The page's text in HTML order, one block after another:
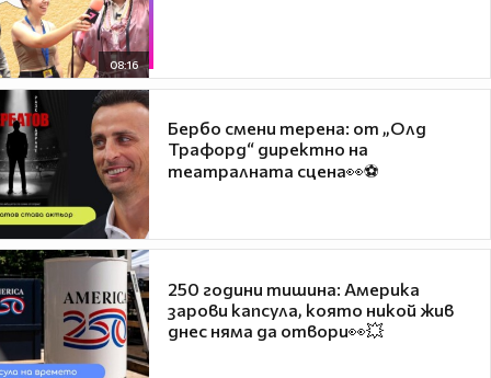
08:16
Бербо смени терена: от „Олд
Трафорд“ директно на
театралната сцена👀⚽
250 години тишина: Америка
зарови капсула, която никой жив
днес няма да отвори👀💥